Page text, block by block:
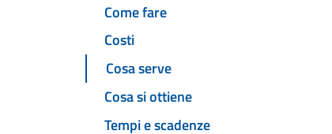
Come fare
Costi
Cosa serve
Cosa si ottiene
Tempi e scadenze